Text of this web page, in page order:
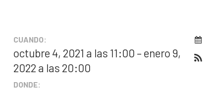
CUANDO:
octubre 4, 2021 a las 11:00 – enero 9,
2022 a las 20:00
DONDE: